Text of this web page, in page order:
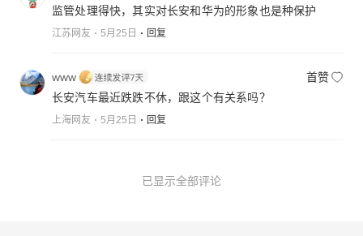
监管处理得快，其实对长安和华为的形象也是种保护
江苏网友 5月25日 回复
www
首赞
长安汽车最近跌跌不休，跟这个有关系吗？
上海网友 5月25日 回复
已显示全部评论